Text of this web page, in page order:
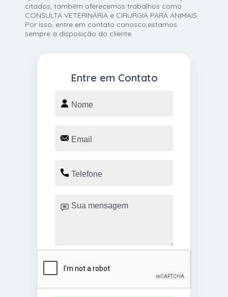
citados, também oferecemos trabalhos como
CONSULTA VETERINÁRIA e CIRURGIA PARA ANIMAIS.
Por isso, entre em contato conosco,estamos
sempre a disposição do cliente.
Entre em Contato